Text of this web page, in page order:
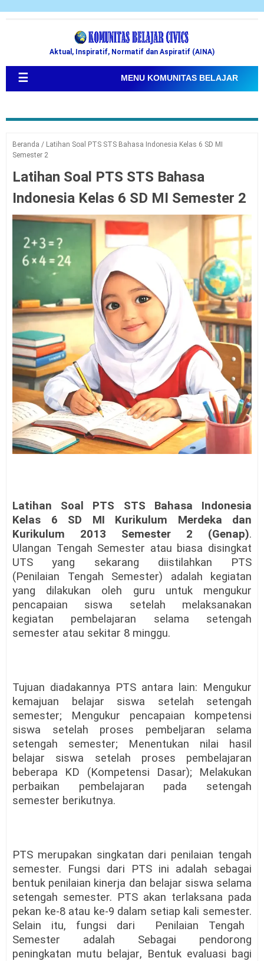
Aktual, Inspiratif, Normatif dan Aspiratif (AINA)
☰ MENU KOMUNITAS BELAJAR
Beranda / Latihan Soal PTS STS Bahasa Indonesia Kelas 6 SD MI
Semester 2
Latihan Soal PTS STS Bahasa
Indonesia Kelas 6 SD MI Semester 2
Latihan Soal PTS STS Bahasa Indonesia
Kelas 6 SD MI Kurikulum Merdeka dan
Kurikulum 2013
Semester 2 (Genap).
Ulangan Tengah Semester atau biasa disingkat
UTS
yang sekarang diistilahkan PTS
(Penilaian Tengah Semester) adalah
kegiatan
yang dilakukan oleh guru untuk mengukur
pencapaian siswa
setelah melaksanakan
kegiatan pembelajaran selama setengah
semester atau sekitar 8 minggu.
Tujuan diadakannya PTS antara lain: Mengukur
kemajuan belajar siswa setelah setengah
semester; Mengukur pencapaian kompetensi
siswa setelah proses pembeljaran selama
setengah semester; Menentukan nilai hasil
belajar siswa setelah proses pembelajaran
beberapa KD (Kompetensi Dasar); Melakukan
perbaikan pembelajaran pada setengah
semester berikutnya.
PTS merupakan singkatan dari penilaian tengah
semester. Fungsi dari PTS ini adalah sebagai
bentuk penilaian kinerja dan belajar siswa selama
setengah semester. PTS akan terlaksana pada
pekan ke-8 atau ke-9 dalam setiap kali semester.
Selain itu, fungsi dari Penilaian Tengah
Semester adalah Sebagai pendorong
peningkatan mutu belajar, Bentuk evaluasi bagi